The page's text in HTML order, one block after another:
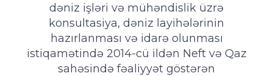
dəniz işləri və mühəndislik üzrə
konsultasiya, dəniz layihələrinin
hazırlanması və idarə olunması
istiqamətində 2014-cü ildən Neft və Qaz
sahəsində fəaliyyət göstərən